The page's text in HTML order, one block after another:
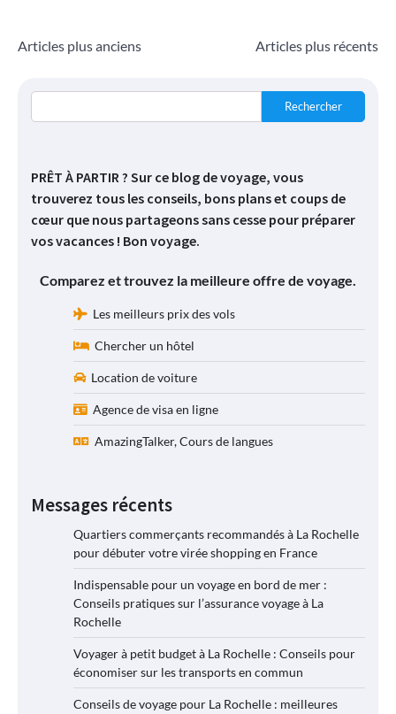
Navigation
Articles plus anciens Articles plus récents
Rechercher
PRÊT À PARTIR ? Sur ce blog de voyage, vous
trouverez tous les conseils, bons plans et coups de
cœur que nous partageons sans cesse pour préparer
vos vacances ! Bon voyage.
Comparez et trouvez la meilleure offre de voyage.
Les meilleurs prix des vols
Chercher un hôtel
Location de voiture
Agence de visa en ligne
AmazingTalker, Cours de langues
Messages récents
Quartiers commerçants recommandés à La Rochelle
pour débuter votre virée shopping en France
Indispensable pour un voyage en bord de mer :
Conseils pratiques sur l’assurance voyage à La
Rochelle
Voyager à petit budget à La Rochelle : Conseils pour
économiser sur les transports en commun
Conseils de voyage pour La Rochelle : meilleures